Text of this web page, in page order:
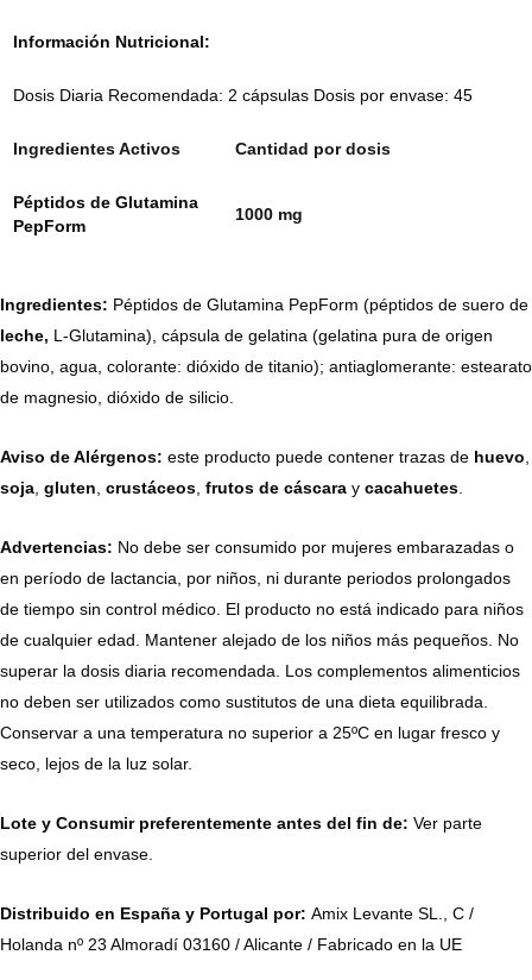
Información Nutricional:
Dosis Diaria Recomendada: 2 cápsulas Dosis por envase: 45
Ingredientes Activos Cantidad por dosis
Péptidos de Glutamina
PepForm
1000 mg
Ingredientes: Péptidos de Glutamina PepForm (péptidos de suero de
leche, L-Glutamina), cápsula de gelatina (gelatina pura de origen
bovino, agua, colorante: dióxido de titanio); antiaglomerante: estearato
de magnesio, dióxido de silicio.
Aviso de Alérgenos: este producto puede contener trazas de huevo
soja gluten crustáceos frutos de cáscara y cacahuetes
Advertencias: No debe ser consumido por mujeres embarazadas o
en período de lactancia, por niños, ni durante periodos prolongados
de tiempo sin control médico. El producto no está indicado para niños
de cualquier edad. Mantener alejado de los niños más pequeños. No
superar la dosis diaria recomendada. Los complementos alimenticios
no deben ser utilizados como sustitutos de una dieta equilibrada.
Conservar a una temperatura no superior a 25ºC en lugar fresco y
seco, lejos de la luz solar.
Lote y Consumir preferentemente antes del fin de: Ver parte
superior del envase.
Distribuido en España y Portugal por: Amix Levante SL., C /
Holanda nº 23 Almoradí 03160 / Alicante / Fabricado en la UE